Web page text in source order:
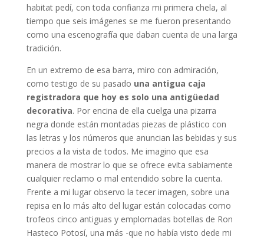
habitat pedí, con toda confianza mi primera chela, al
tiempo que seis imágenes se me fueron presentando
como una escenografía que daban cuenta de una larga
tradición.
En un extremo de esa barra, miro con admiración,
como testigo de su pasado una antigua caja
registradora que hoy es solo una antigüedad
decorativa. Por encina de ella cuelga una pizarra
negra donde están montadas piezas de plástico con
las letras y los números que anuncian las bebidas y sus
precios a la vista de todos. Me imagino que esa
manera de mostrar lo que se ofrece evita sabiamente
cualquier reclamo o mal entendido sobre la cuenta.
Frente a mi lugar observo la tecer imagen, sobre una
repisa en lo más alto del lugar están colocadas como
trofeos cinco antiguas y emplomadas botellas de Ron
Hasteco Potosí, una más -que no había visto dede mi